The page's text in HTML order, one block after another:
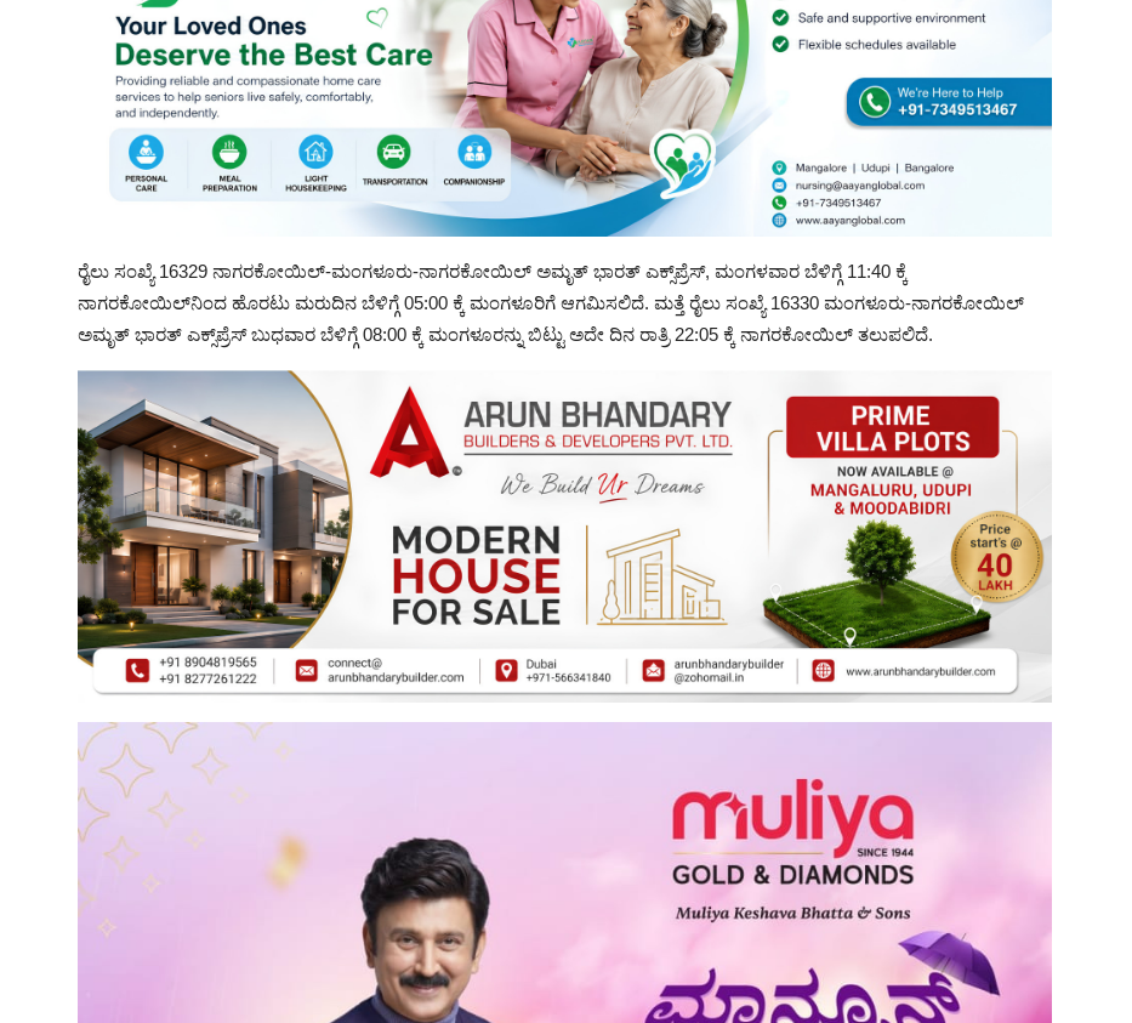
ರೈಲು ಸಂಖ್ಯೆ 16329 ನಾಗರಕೋಯಿಲ್-ಮಂಗಳೂರು-ನಾಗರಕೋಯಿಲ್ ಅಮೃತ್ ಭಾರತ್ ಎಕ್ಸ್‌ಪ್ರೆಸ್, ಮಂಗಳವಾರ ಬೆಳಿಗ್ಗೆ 11:40 ಕ್ಕೆ
ನಾಗರಕೋಯಿಲ್‌ನಿಂದ ಹೊರಟು ಮರುದಿನ ಬೆಳಿಗ್ಗೆ 05:00 ಕ್ಕೆ ಮಂಗಳೂರಿಗೆ ಆಗಮಿಸಲಿದೆ. ಮತ್ತೆ ರೈಲು ಸಂಖ್ಯೆ 16330 ಮಂಗಳೂರು-ನಾಗರಕೋಯಿಲ್
ಅಮೃತ್ ಭಾರತ್ ಎಕ್ಸ್‌ಪ್ರೆಸ್ ಬುಧವಾರ ಬೆಳಿಗ್ಗೆ 08:00 ಕ್ಕೆ ಮಂಗಳೂರನ್ನು ಬಿಟ್ಟು ಅದೇ ದಿನ ರಾತ್ರಿ 22:05 ಕ್ಕೆ ನಾಗರಕೋಯಿಲ್ ತಲುಪಲಿದೆ.